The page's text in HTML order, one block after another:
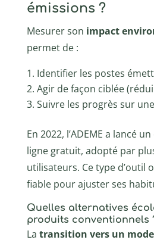
émissions ?
Mesurer son impact
permet de :
Identifier les postes
Agir de façon ciblée
Suivre les progrès sur
En 2022, l’ADEME a lancé
ligne gratuit, adopté par
utilisateurs. Ce type d’outil
fiable pour ajuster ses
Quelles alternatives
produits conventionnels
La transition vers un